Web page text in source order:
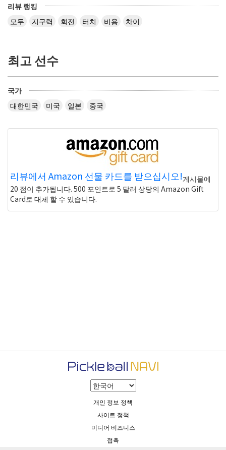
리뷰 랭킹
모두
지구력 회전 터치 비용 차이
최고 선수
국가
대한민국
미국 일본 중국
리뷰에서 Amazon 선물 카드를 받으십시오!게시물에
20 점이 추가됩니다. 500 포인트로 5 달러 상당의 Amazon Gift
Card로 대체 할 수 있습니다.
개인 정보 정책
사이트 정책
미디어 비즈니스
접촉